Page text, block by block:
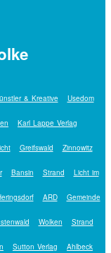
& Kreative Usedom
Karl Lappe Verlag
Greifswald Zinnowitz
Bansin Strand Licht im
ARD Gemeinde
Wolken Strand
Sutton Verlag Ahlbeck